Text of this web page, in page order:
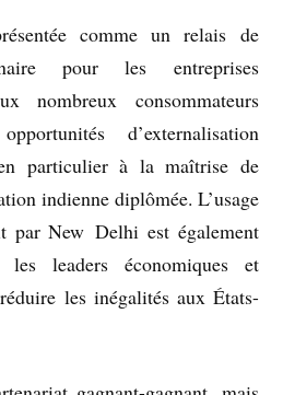
comme un relais de
pour les entreprises
nombreux consommateurs
d’externalisation
particulier à la maîtrise de
indienne diplômée. L’usage
par New Delhi est également
les leaders économiques et
les inégalités aux États-